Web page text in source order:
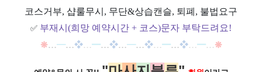
코스거부, 샵룰무시, 무단&상습캔슬, 퇴폐, 불법요구
✅ 부재시(희망 예약시간 + 코스)문자 부탁드려요!
❋…━…❖…━…❖…━…❖…━…❖…━…❋